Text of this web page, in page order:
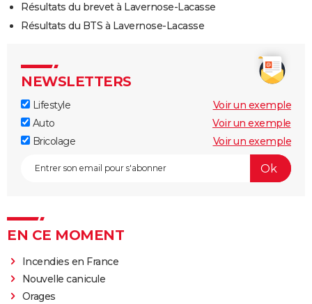
Résultats du brevet à Lavernose-Lacasse
Résultats du BTS à Lavernose-Lacasse
NEWSLETTERS
Lifestyle
Voir un exemple
Auto
Voir un exemple
Bricolage
Voir un exemple
EN CE MOMENT
Incendies en France
Nouvelle canicule
Orages